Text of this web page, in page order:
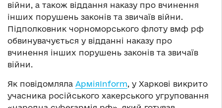
війни, а також віддання наказу про вчинення
інших порушень законів та звичаїв війни.
Підполковник чорноморського флоту вмф рф
обвинувачується у відданні наказу про
вчинення інших порушень законів та звичаїв
війни.
Як повідомляла АрміяInform, у Харкові викрито
учасника російського хакерського угруповання